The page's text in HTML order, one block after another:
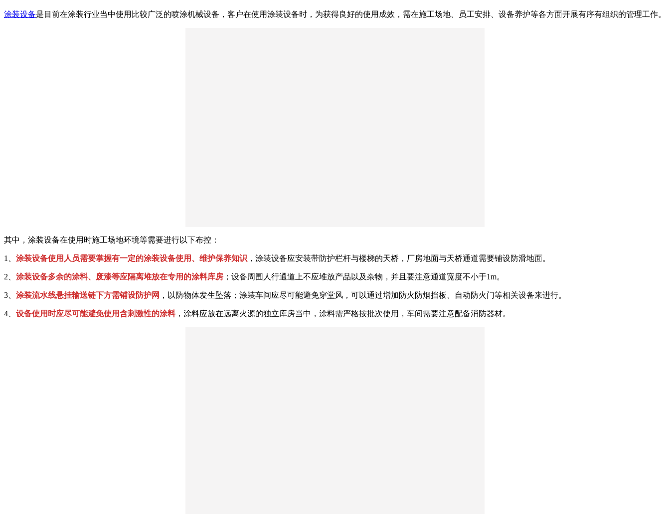
涂装设备是目前在涂装行业当中使用比较广泛的喷涂机械设备，客户在使用涂装设备时，为获得良好的使用成效，需在施工场地、员工安排、设备养护等各方面开展有序有组织的管理工作。
其中，涂装设备在使用时施工场地环境等需要进行以下布控：
1、 涂装设备使用人员需要掌握有一定的涂装设备使用、维护保养知识 ，涂装设备应安装带防护栏杆与楼梯的天桥，厂房地面与天桥通道需要铺设防滑地面。
2、 涂装设备多余的涂料、废漆等应隔离堆放在专用的涂料库房 ；设备周围人行通道上不应堆放产品以及杂物，并且要注意通道宽度不小于1m。
3、 涂装流水线悬挂输送链下方需铺设防护网 ，以防物体发生坠落；涂装车间应尽可能避免穿堂风，可以通过增加防火防烟挡板、自动防火门等相关设备来进行。
4、 设备使用时应尽可能避免使用含刺激性的涂料，涂料应放在远离火源的独立库房当中，涂料需严格按批次使用，车间需要注意配备消防器材。